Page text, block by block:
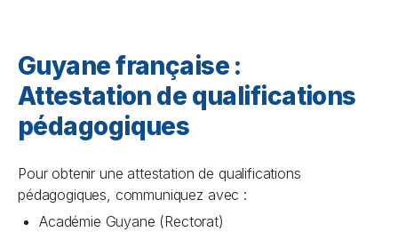
Guyane française :
Attestation de qualifications
pédagogiques
Pour obtenir une attestation de qualifications
pédagogiques, communiquez avec :
Académie Guyane (Rectorat)